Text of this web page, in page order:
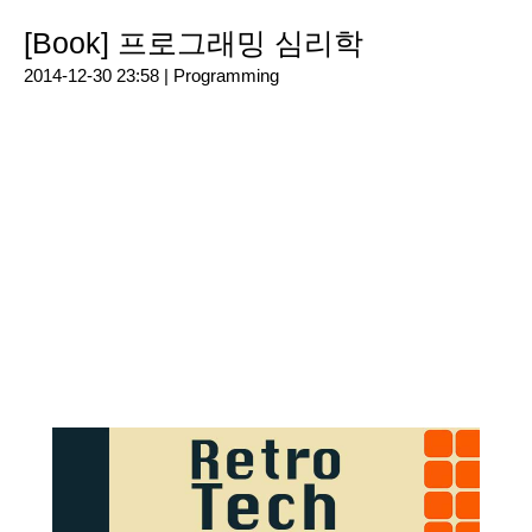
[Book] 프로그래밍 심리학
2014-12-30 23:58 | Programming